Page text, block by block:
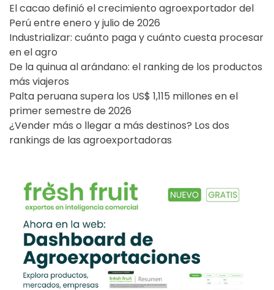
El cacao definió el crecimiento agroexportador del
Perú entre enero y julio de 2026
Industrializar: cuánto paga y cuánto cuesta procesar
en el agro
De la quinua al arándano: el ranking de los productos
más viajeros
Palta peruana supera los US$ 1,115 millones en el
primer semestre de 2026
¿Vender más o llegar a más destinos? Los dos
rankings de las agroexportadoras